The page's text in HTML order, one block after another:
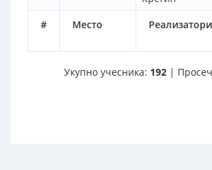
# Место Реализатори
Укупно учесника: 192 |